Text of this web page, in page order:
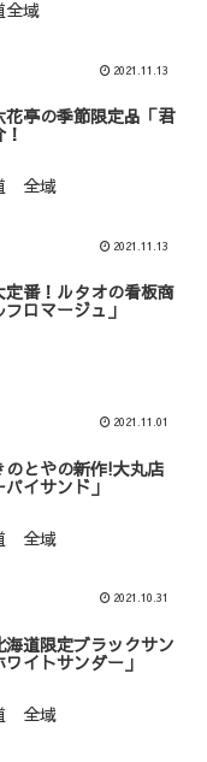
全域
2021.11.13
花亭の季節限定品「君
全域
2021.11.13
定番！ルタオの看板商
ロマージュ」
2021.11.01
のとやの新作!大丸店
イサンド」
全域
2021.10.31
海道限定ブラックサン
イトサンダー」
全域